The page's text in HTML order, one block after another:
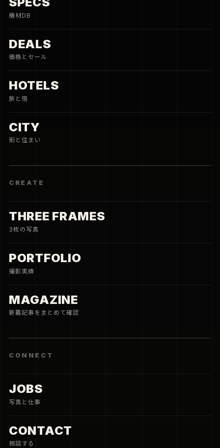
機材DB
DEALS
価格とセール
HOTELS
旅と宿
CITY
街と住まい
CREATE
THREE FRAMES
3枚の写真
PORTFOLIO
撮影実績
MAGAZINE
新着記事をまとめて確認
CONNECT
JOBS
写真と仕事
CONTACT
相談する